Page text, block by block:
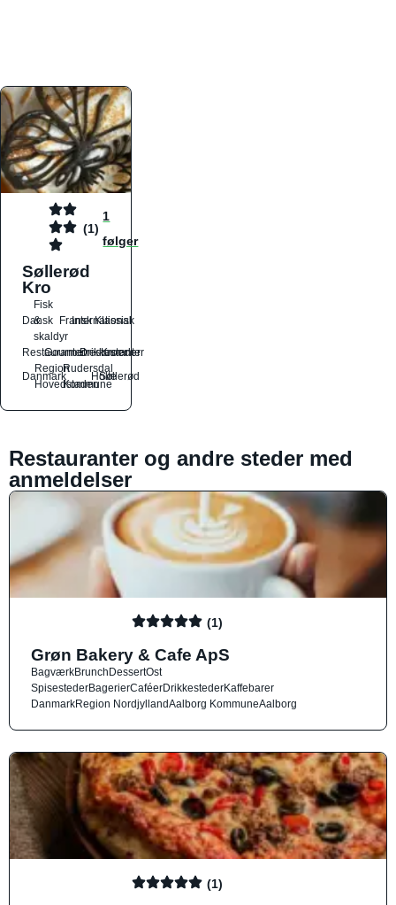
(1)
1
følger
Søllerød
Kro
Dansk
Fisk
&
skaldyr
Fransk
International
Klassisk
Restauranter
Gourmetrestauranter
Drikkesteder
Kroer
Danmark
Region
Hovedstaden
Rudersdal
Kommune
Holte
Søllerød
Restauranter og andre steder med
anmeldelser
(1)
Grøn Bakery & Cafe ApS
BagværkBrunchDessertOst
SpisestederBagerierCaféerDrikkestederKaffebarer
DanmarkRegion NordjyllandAalborg KommuneAalborg
(1)